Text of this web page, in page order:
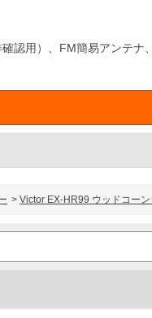
認用）、FM簡易アンテナ
> Victor EX-HR99 ウッドコー